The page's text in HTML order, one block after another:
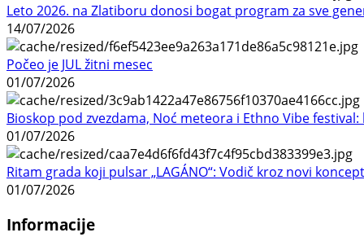
Leto 2026. na Zlatiboru donosi bogat program za sve
14/07/2026
Počeo je JUL žitni mesec
01/07/2026
Bioskop pod zvezdama, Noć meteora i Ethno Vibe
01/07/2026
Ritam grada koji pulsar „LAGÁNO“: Vodič kroz novi
01/07/2026
Informacije